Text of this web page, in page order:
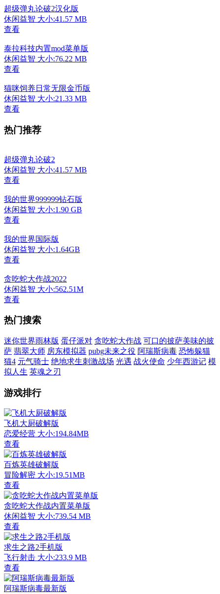
超级弹丸论破2汉化版
休闲益智 大小:41.57 MB
查看
泰拉科技内置mod菜单版
休闲益智 大小:76.22 MB
查看
猫咪饲养日常无限金币版
休闲益智 大小:21.33 MB
查看
热门推荐
超级弹丸论破2
休闲益智 大小:41.57 MB
查看
我的世界999999钻石版
休闲益智 大小:1.90 GB
查看
我的世界国际版
休闲益智 大小:1.64GB
查看
贪吃蛇大作战2022
休闲益智 大小:562.51M
查看
热门搜索
迷你世界雨林版 蛋仔派对 贪吃蛇大作战 可口的披萨美味的披
萨 翡翠大师 房东模拟器 pubg未来之役 阿瑞斯病毒 恐怖躲猫
猫4 元气骑士 绝地求生刺激战场 光遇 战火使命 少年西游记 模
拟人生 英魂之刃
游戏排行
飞机大厨破解版
恋爱经营 大小:194.84MB
查看
百炼英雄破解版
冒险解密 大小:19.51MB
查看
贪吃蛇大作战内置菜单版
休闲益智 大小:739.54 MB
查看
求生之路2手机版
飞行射击 大小:233.9 MB
查看
阿瑞斯病毒最新版